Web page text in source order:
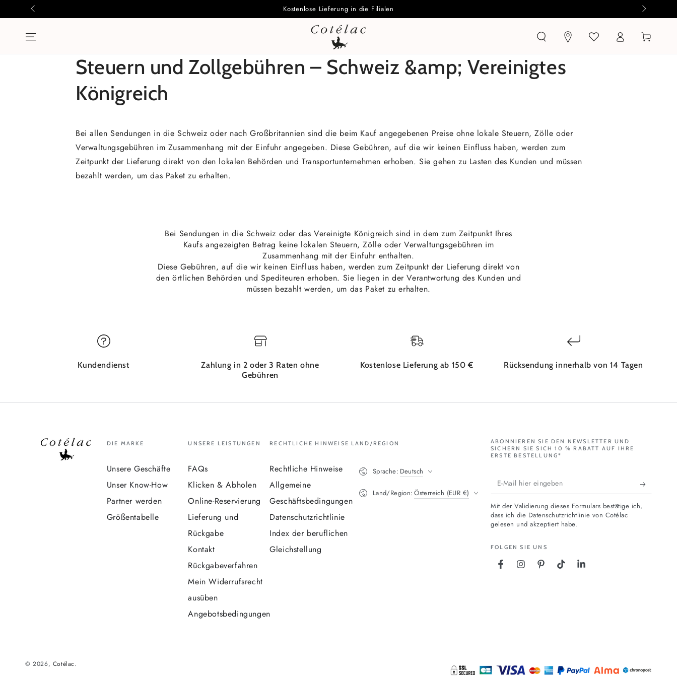
ZUM INHALT
SPRINGEN
Kostenlose Lieferung in die Filialen
EinloggenWarenkorb
Steuern und Zollgebühren – Schweiz &amp; Vereinigtes
Königreich
Bei allen Sendungen in die Schweiz oder nach Großbritannien sind die beim Kauf angegebenen Preise ohne lokale Steuern, Zölle oder
Verwaltungsgebühren im Zusammenhang mit der Einfuhr angegeben. Diese Gebühren, auf die wir keinen Einfluss haben, werden zum
Zeitpunkt der Lieferung direkt von den lokalen Behörden und Transportunternehmen erhoben. Sie gehen zu Lasten des Kunden und müssen
bezahlt werden, um das Paket zu erhalten.
Bei Sendungen in die Schweiz oder das Vereinigte Königreich sind in dem zum Zeitpunkt Ihres
Kaufs angezeigten Betrag keine lokalen Steuern, Zölle oder Verwaltungsgebühren im
Zusammenhang mit der Einfuhr enthalten.
Diese Gebühren, auf die wir keinen Einfluss haben, werden zum Zeitpunkt der Lieferung direkt von
den örtlichen Behörden und Spediteuren erhoben. Sie liegen in der Verantwortung des Kunden und
müssen bezahlt werden, um das Paket zu erhalten.
Kundendienst
Zahlung in 2 oder 3 Raten ohne
Gebühren
Kostenlose Lieferung ab 150 € Rücksendung innerhalb von 14 Tagen
DIE MARKE
Unsere Geschäfte
Unser Know-How
Partner werden
Größentabelle
UNSERE LEISTUNGEN
FAQs
Klicken & Abholen
Online-Reservierung
Lieferung und
Rückgabe
Kontakt
Rückgabeverfahren
Mein Widerrufsrecht
ausüben
Angebotsbedingungen
RECHTLICHE HINWEISE
Rechtliche Hinweise
Allgemeine
Geschäftsbedingungen
Datenschutzrichtlinie
Index der beruflichen
Gleichstellung
LAND/REGION
Sprache: Deutsch
Land/Region: Österreich (EUR €)
ABONNIEREN SIE DEN NEWSLETTER UND
SICHERN SIE SICH 10 % RABATT AUF IHRE
ERSTE BESTELLUNG*
E-
Mail
hier
eingeben
Mit der Validierung dieses Formulars bestätige ich,
dass ich die Datenschutzrichtlinie von Cotélac
gelesen und akzeptiert habe.
FOLGEN SIE UNS
FacebookInstagramPinterestTikTokLinkedIn
© 2026, Cotélac.